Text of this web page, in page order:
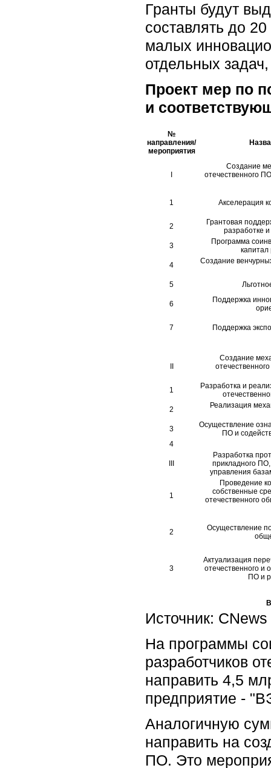
Гранты будут
составлять до
малых
отдельных
Проект мер по
и
№
направления/
мероприятия
Создание
отечественного
1 Акселерация
2
Грантовая
разработке
3
Программа
капитал
4
Создание
5
6
Поддержка
7 Поддержка
Создание
1
Разработка и
2
Реализация
3
Осуществление
ПО и
4
Разработка
прикладного
управления
1
Проведение
собственные
отечественного
2
Осуществление
3
Актуализация
отечественного и
ПО и
Источник:
На программы
разработчиков
направить 4,5
предприятие -
Аналогичную
направить на
ПО. Это